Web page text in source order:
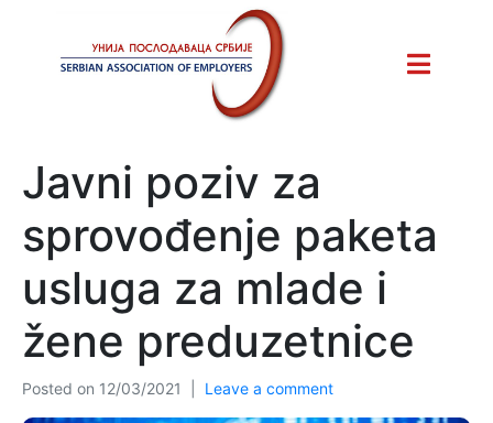
Javni poziv za
sprovođenje paketa
usluga za mlade i
žene preduzetnice
Posted on 12/03/2021 Leave a comment